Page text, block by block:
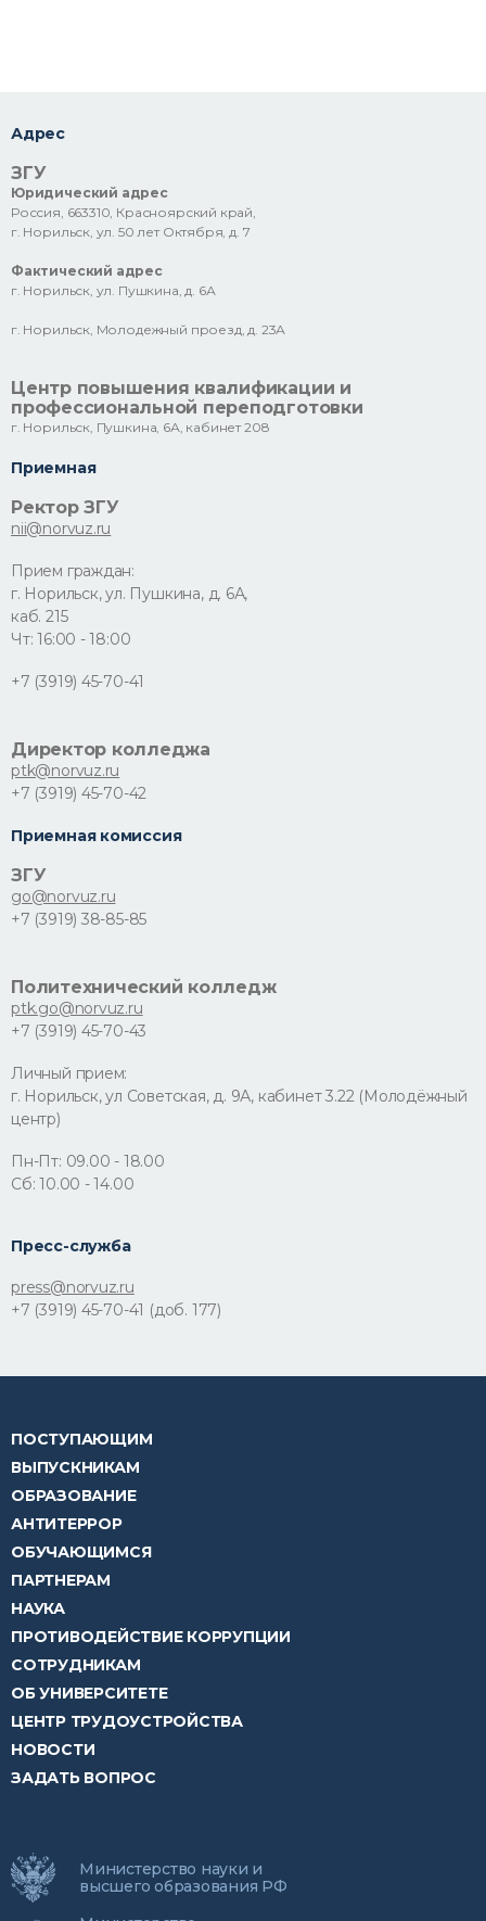
Адрес
ЗГУ
Юридический адрес
Россия, 663310, Красноярский край,
г. Норильск, ул. 50 лет Октября, д. 7
Фактический адрес
г. Норильск, ул. Пушкина, д. 6А
г. Норильск, Молодежный проезд, д. 23А
Центр повышения квалификации и
профессиональной переподготовки
г. Норильск, Пушкина, 6А, кабинет 208
Приемная
Ректор ЗГУ
nii@norvuz.ru
Прием граждан:
г. Норильск, ул. Пушкина, д. 6А,
каб. 215
Чт: 16:00 - 18:00
+7 (3919) 45-70-41
Директор колледжа
ptk@norvuz.ru
+7 (3919) 45-70-42
Приемная комиссия
ЗГУ
go@norvuz.ru
+7 (3919) 38-85-85
Политехнический колледж
ptk.go@norvuz.ru
+7 (3919) 45-70-43
Личный прием:
г. Норильск, ул Советская, д. 9А, кабинет 3.22 (Молодёжный
центр)
Пн-Пт: 09.00 - 18.00
Сб: 10.00 - 14.00
Пресс-служба
press@norvuz.ru
+7 (3919) 45-70-41 (доб. 177)
ПОСТУПАЮЩИМ
ВЫПУСКНИКАМ
ОБРАЗОВАНИЕ
АНТИТЕРРОР
ОБУЧАЮЩИМСЯ
ПАРТНЕРАМ
НАУКА
ПРОТИВОДЕЙСТВИЕ КОРРУПЦИИ
СОТРУДНИКАМ
ОБ УНИВЕРСИТЕТЕ
ЦЕНТР ТРУДОУСТРОЙСТВА
НОВОСТИ
ЗАДАТЬ ВОПРОС
Министерство науки и
высшего образования РФ